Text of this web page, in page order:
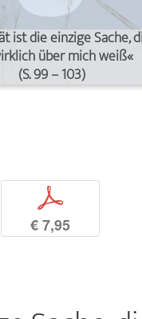
ist die einzige Sache,
über mich weiß«
(S. 99 – 103)
p
€ 7,95